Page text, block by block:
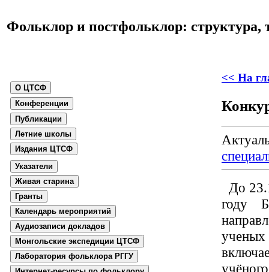
Фольклор и постфольклор: структура,
О ЦТСФ
Конференции
Публикации
Летние школы
Издания ЦТСФ
Указатели
Живая cтарина
Гранты
Календарь мероприятий
Аудиозаписи докладов
Монгольские экспедиции ЦТСФ
Лаборатория фольклора РГГУ
<< На
До
году